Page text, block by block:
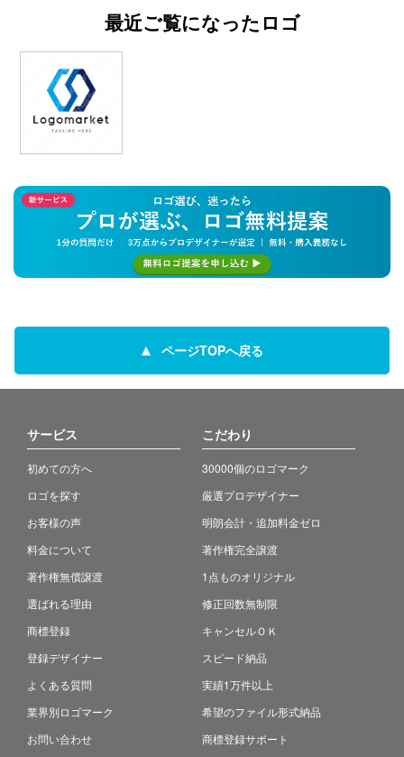
最近ご覧になったロゴ
ページTOPへ戻る
サービス
初めての方へ
ロゴを探す
お客様の声
料金について
著作権無償譲渡
選ばれる理由
商標登録
登録デザイナー
よくある質問
業界別ロゴマーク
お問い合わせ
こだわり
30000個のロゴマーク
厳選プロデザイナー
明朗会計・追加料金ゼロ
著作権完全譲渡
1点ものオリジナル
修正回数無制限
キャンセルＯＫ
スピード納品
実績1万件以上
希望のファイル形式納品
商標登録サポート